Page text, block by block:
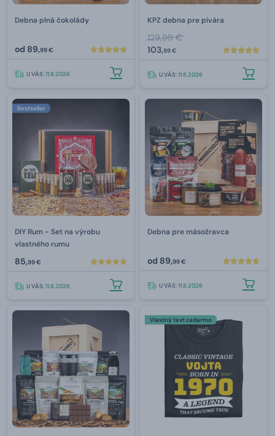
Debna plná čokolády
od 89,99 €
U VÁS:11.8.2026
KPZ debna pre pivára
129,99 €
103,99 €
U VÁS:11.8.2026
Bestseller
DIY Rum - Set na výrobu
vlastného rumu
85,99 €
U VÁS:11.8.2026
Debna pre mäsožravca
od 89,99 €
U VÁS:11.8.2026
Vlastný text zadarmo